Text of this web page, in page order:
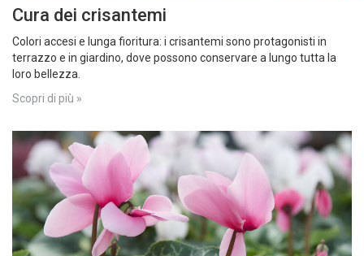
Cura dei crisantemi
Colori accesi e lunga fioritura: i crisantemi sono protagonisti in
terrazzo e in giardino, dove possono conservare a lungo tutta la
loro bellezza.
Scopri di più »